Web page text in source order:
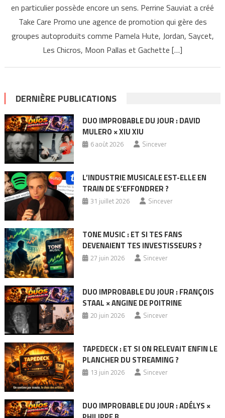
en particulier possède encore un sens. Perrine Sauviat a créé
Take Care Promo une agence de promotion qui gère des
groupes autoproduits comme Pamela Hute, Jordan, Saycet,
Les Chicros, Moon Pallas et Gachette […]
DERNIÈRE PUBLICATIONS
DUO IMPROBABLE DU JOUR : DAVID
MULERO × XIU XIU
6 août 2026 Sincever
L’INDUSTRIE MUSICALE EST-ELLE EN
TRAIN DE S’EFFONDRER ?
31 juillet 2026 Sincever
TONE MUSIC : ET SI TES FANS
DEVENAIENT TES INVESTISSEURS ?
27 juin 2026 Sincever
DUO IMPROBABLE DU JOUR : FRANÇOIS
STAAL × ANGINE DE POITRINE
20 juin 2026 Sincever
TAPEDECK : ET SI ON RELEVAIT ENFIN LE
PLANCHER DU STREAMING ?
13 juin 2026 Sincever
DUO IMPROBABLE DU JOUR : ADÉLYS ×